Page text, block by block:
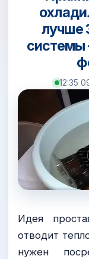
лучше
системы
12:35
Идея
отводит
нужен